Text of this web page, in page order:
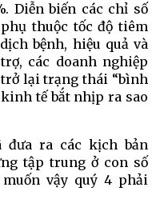
Diễn biến các chỉ số
thuộc tốc độ tiêm
bệnh, hiệu quả và
các doanh nghiệp
lại trạng thái “bình
tế bắt nhịp ra sao
đưa ra các kịch bản
tập trung ở con số
vậy quý 4 phải